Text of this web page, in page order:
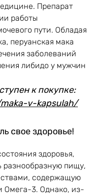
Препарат
работы
пути. Обладая
перуанская мака
заболеваний
либидо у мужчин
к покупке:
v-kapsulah/
свое здоровье!
здоровья,
пищу,
содержащую
Омега-3. Однако, из-